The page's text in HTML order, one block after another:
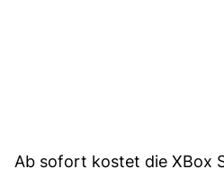
Ab sofort kostet die XBox